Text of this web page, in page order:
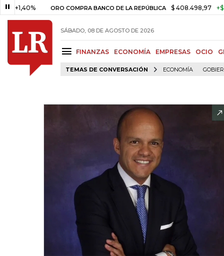
ORO COMPRA BANCO DE LA REPÚBLICA $ 408.498,97 +$ 8.753,81
SÁBADO, 08 DE AGOSTO DE 2026
FINANZAS ECONOMÍA EMPRESAS OCIO
TEMAS DE CONVERSACIÓN ECONOMÍA